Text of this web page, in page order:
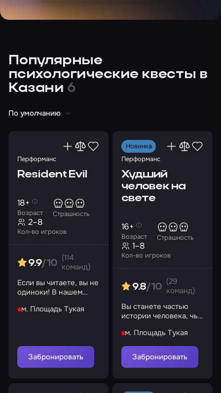
Популярные
психологические квесты в
Казани 6
По умолчанию
Перформанс
Resident Evil
Возраст
18+
Страшность
Кол-во игроков
2–8
9.9/10
(114
команд)
Если вы читаете, вы не
одиноки! В нашем
вода, кров и
м. Площадь Тукая
Забронировать
Новинка
Перформанс
Худший
человек на
свете
Возраст
16+
Страшность
Кол-во игроков
1–8
9.8/10
(29
команд)
Вы станете частью
истории человека, чья
на несколько
осколков
м. Площадь Тукая
Забронировать